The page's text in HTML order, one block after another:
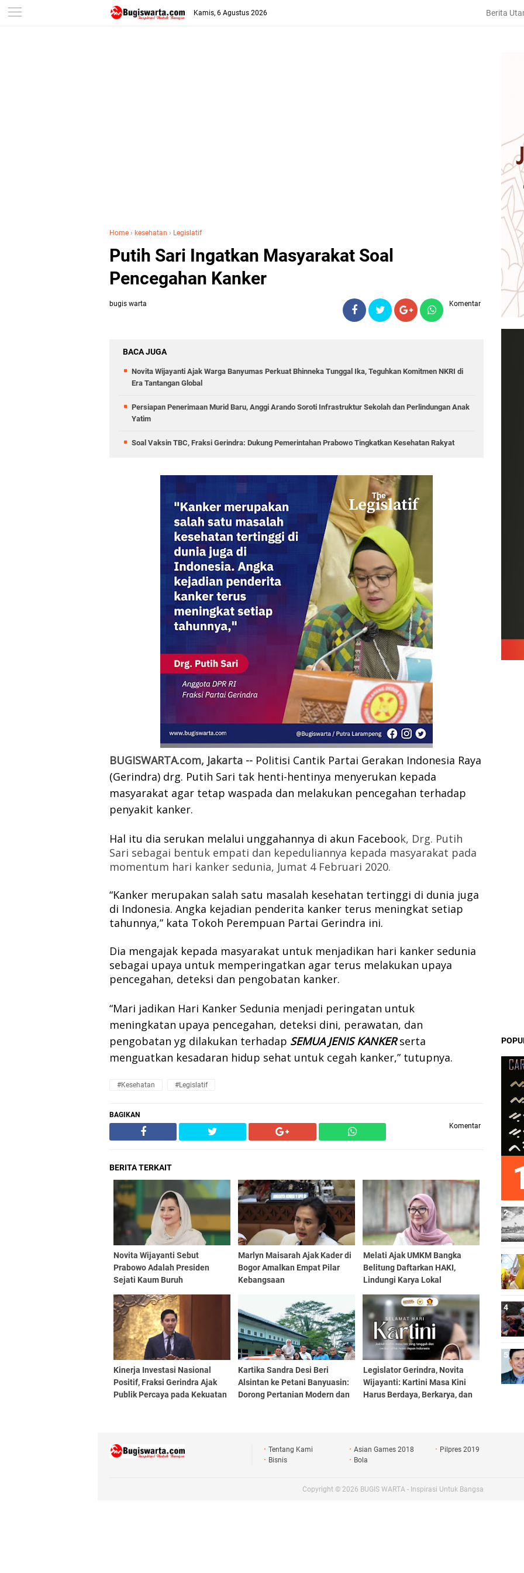
-->
Kamis, 6 Agustus 2026 Berita
Home › kesehatan › Legislatif
Putih Sari Ingatkan Masyarakat Soal
Pencegahan Kanker
bugis warta Komentar
BACA JUGA
Novita Wijayanti Ajak Warga Banyumas Perkuat Bhinneka Tunggal Ika, Teguhkan Komitmen NKRI di
Era Tantangan Global
Persiapan Penerimaan Murid Baru, Anggi Arando Soroti Infrastruktur Sekolah dan Perlindungan Anak
Yatim
Soal Vaksin TBC, Fraksi Gerindra: Dukung Pemerintahan Prabowo Tingkatkan Kesehatan Rakyat
BUGISWARTA.com, Jakarta -- Politisi Cantik Partai Gerakan Indonesia Raya
(Gerindra) drg. Putih Sari tak henti-hentinya menyerukan kepada
masyarakat agar tetap waspada dan melakukan pencegahan terhadap
penyakit kanker.
Hal itu dia serukan melalui unggahannya di akun Facebook, Drg. Putih
Sari sebagai bentuk empati dan kepeduliannya kepada masyarakat pada
momentum hari kanker sedunia, Jumat 4 Februari 2020.
“Kanker merupakan salah satu masalah kesehatan tertinggi di dunia juga
di Indonesia. Angka kejadian penderita kanker terus meningkat setiap
tahunnya,” kata Tokoh Perempuan Partai Gerindra ini.
Dia mengajak kepada masyarakat untuk menjadikan hari kanker sedunia
sebagai upaya untuk memperingatkan agar terus melakukan upaya
pencegahan, deteksi dan pengobatan kanker.
“Mari jadikan Hari Kanker Sedunia menjadi peringatan untuk
meningkatan upaya pencegahan, deteksi dini, perawatan, dan
pengobatan yg dilakukan terhadap SEMUA JENIS KANKER serta
menguatkan kesadaran hidup sehat untuk cegah kanker,” tutupnya.
#kesehatan #Legislatif
BAGIKAN
Komentar
BERITA TERKAIT
Novita Wijayanti Sebut
Prabowo Adalah Presiden
Sejati Kaum Buruh
Marlyn Maisarah Ajak Kader di
Bogor Amalkan Empat Pilar
Kebangsaan
Melati Ajak UMKM Bangka
Belitung Daftarkan HAKI,
Lindungi Karya Lokal
Kinerja Investasi Nasional
Positif, Fraksi Gerindra Ajak
Publik Percaya pada Kekuatan
Kartika Sandra Desi Beri
Alsintan ke Petani Banyuasin:
Dorong Pertanian Modern dan
Legislator Gerindra, Novita
Wijayanti: Kartini Masa Kini
Harus Berdaya, Berkarya, dan
Tentang Kami Asian Games 2018
Pilpres 2019
Bisnis
Bola
Copyright © 2026 BUGIS WARTA - Inspirasi Untuk Bangsa